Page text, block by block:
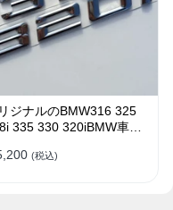
ジナルのBMW316 325
335 330 320iBMW車の
チ ロゴ
(税込)